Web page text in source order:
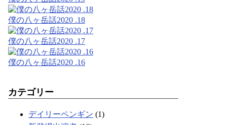
僕の八ヶ岳話2020 .18
僕の八ヶ岳話2020 .17
僕の八ヶ岳話2020 .16
カテゴリー
デイリーペンギン (1)